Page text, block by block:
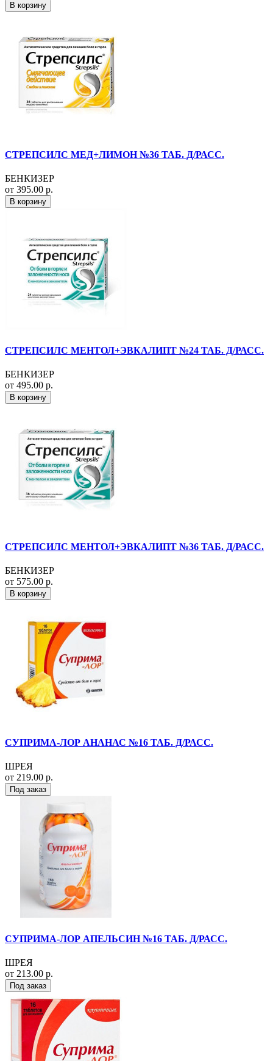
В корзину
СТРЕПСИЛС МЕД+ЛИМОН №36 ТАБ. Д/РАСС.
БЕНКИЗЕР
от 395.00 р.
В корзину
СТРЕПСИЛС МЕНТОЛ+ЭВКАЛИПТ №24 ТАБ. Д/РАСС.
БЕНКИЗЕР
от 495.00 р.
В корзину
СТРЕПСИЛС МЕНТОЛ+ЭВКАЛИПТ №36 ТАБ. Д/РАСС.
БЕНКИЗЕР
от 575.00 р.
В корзину
СУПРИМА-ЛОР АНАНАС №16 ТАБ. Д/РАСС.
ШРЕЯ
от 219.00 р.
Под заказ
СУПРИМА-ЛОР АПЕЛЬСИН №16 ТАБ. Д/РАСС.
ШРЕЯ
от 213.00 р.
Под заказ